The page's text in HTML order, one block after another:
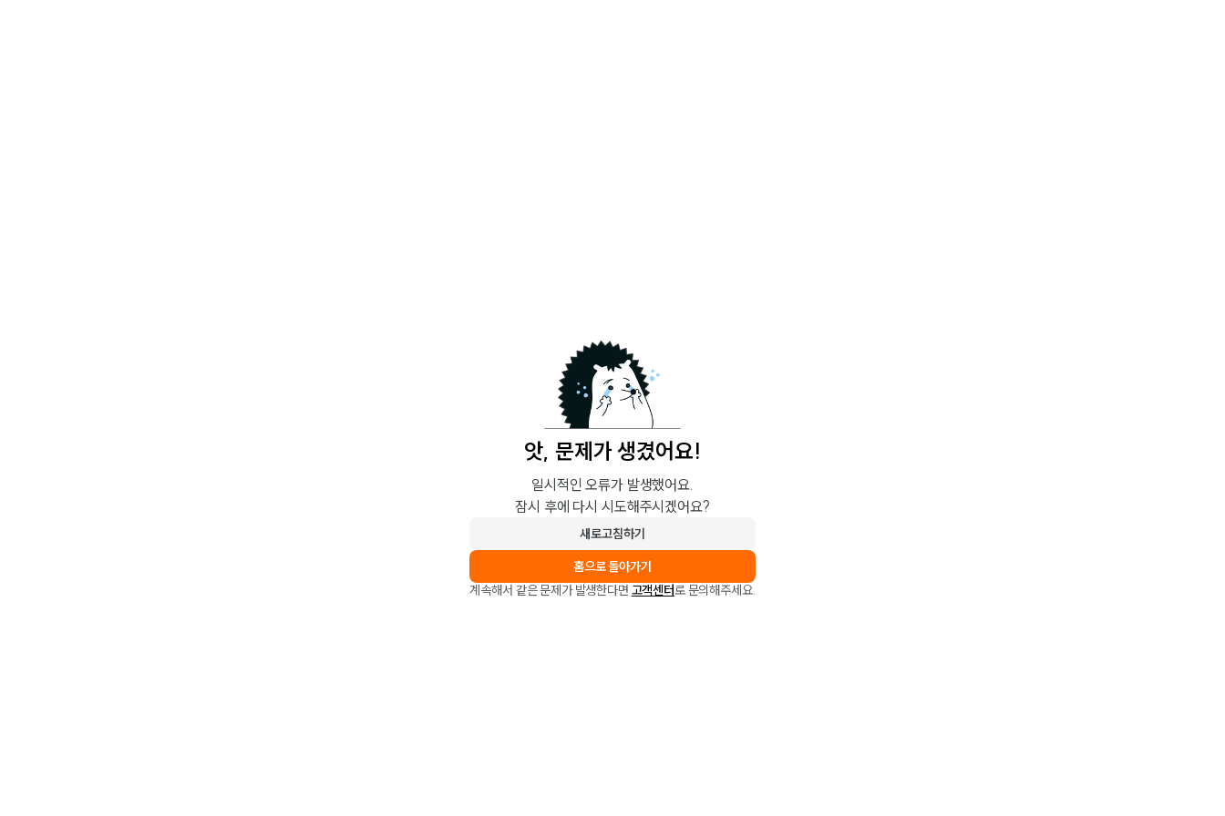
앗, 문제가 생겼어요!
일시적인 오류가 발생했어요.
잠시 후에 다시 시도해주시겠어요?
새로고침하기
홈으로 돌아가기
계속해서 같은 문제가 발생한다면 고객센터로 문의해주세요.